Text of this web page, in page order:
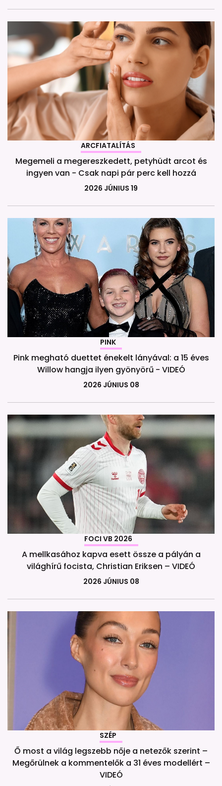
ARCFIATALÍTÁS
Megemeli a megereszkedett, petyhüdt arcot és
ingyen van - Csak napi pár perc kell hozzá
2026 JÚNIUS 19
PINK
Pink megható duettet énekelt lányával: a 15 éves
Willow hangja ilyen gyönyörű - VIDEÓ
2026 JÚNIUS 08
FOCI VB 2026
A mellkasához kapva esett össze a pályán a
világhírű focista, Christian Eriksen – VIDEÓ
2026 JÚNIUS 08
SZÉP
Ő most a világ legszebb nője a netezők szerint –
Megőrülnek a kommentelők a 31 éves modellért –
VIDEÓ